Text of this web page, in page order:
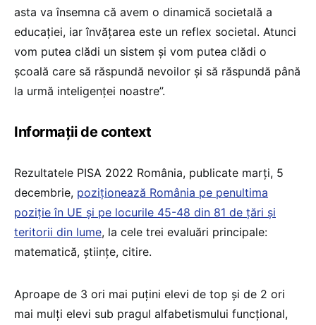
asta va însemna că avem o dinamică societală a
educației, iar învățarea este un reflex societal. Atunci
vom putea clădi un sistem și vom putea clădi o
școală care să răspundă nevoilor și să răspundă până
la urmă inteligenței noastre”.
Informații de context
Rezultatele PISA 2022 România, publicate marți, 5
decembrie, poziționează România pe penultima
poziție în UE și pe locurile 45-48 din 81 de țări și
teritorii din lume, la cele trei evaluări principale:
matematică, științe, citire.
Aproape de 3 ori mai puțini elevi de top și de 2 ori
mai mulți elevi sub pragul alfabetismului funcțional,